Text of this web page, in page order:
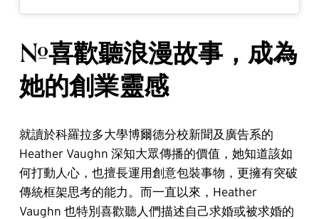
#喜歡聽浪漫故事，成為
她的創業靈感
就讀於科羅拉多大學博爾德分校新聞及廣告系的
Heather Vaughn 深知大眾傳播的價值，她知道該如
何打動人心，也擅長運用創意包裝事物，更擁有突破
傳統框架思考的能力。而一直以來，Heather
Vaughn 也特別喜歡聽人們描述自己求婚或被求婚的